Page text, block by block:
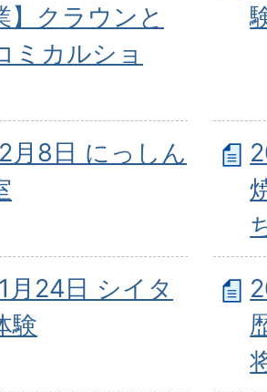
】クラウンと
ミカルショ
月8日 にっしん
月24日 シイタ
験